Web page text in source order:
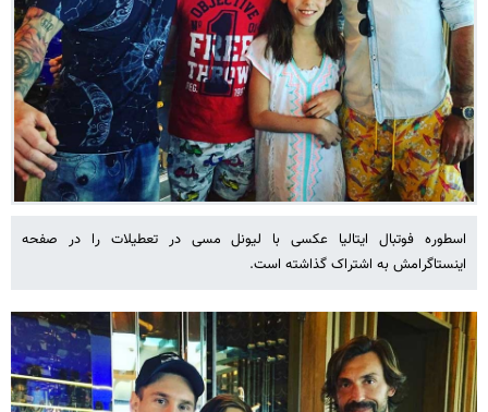
اسطوره فوتبال ایتالیا عکسی با لیونل مسی در تعطیلات را در صفحه
اینستاگرامش به اشتراک گذاشته است.